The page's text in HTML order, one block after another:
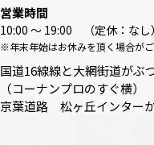
営業時間
10:00 〜 19:00 （定休：なし）
※年末年始はお休みを頂く場合が
国道16線線と大網街道がぶ
（コーナンプロのすぐ横）
京葉道路 松ヶ丘インター